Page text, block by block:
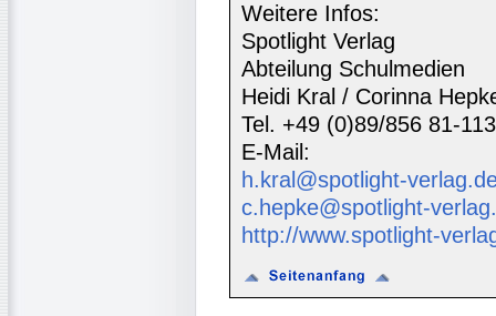
Weitere Infos:
Spotlight Verlag
Abteilung Schulmedien
Heidi Kral / Corinna
Tel. +49 (0)89/856 81-
E-Mail:
h.kral@spotlight-
c.hepke@spotlight-
http://www.spotlight-